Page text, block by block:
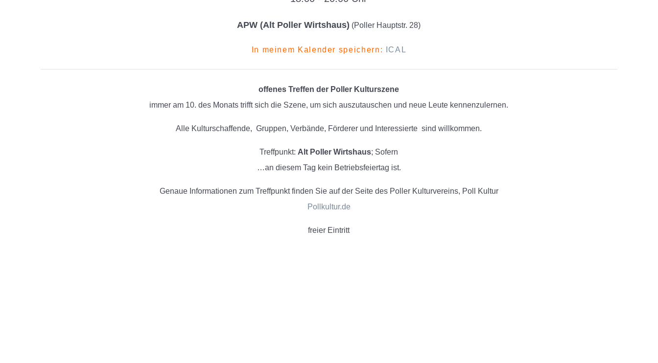
APW (Alt Poller Wirtshaus) (Poller Hauptstr. 28)
In meinem Kalender speichern: ICAL
offenes Treffen der Poller Kulturszene
immer am 10. des Monats trifft sich die Szene, um sich auszutauschen und neue Leute kennenzulernen.
Alle Kulturschaffende, Gruppen, Verbände, Förderer und Interessierte sind willkommen.
Treffpunkt: Alt Poller Wirtshaus; Sofern
…an diesem Tag kein Betriebsfeiertag ist.
Genaue Informationen zum Treffpunkt finden Sie auf der Seite des Poller Kulturvereins, Poll Kultur
Pollkultur.de
freier Eintritt